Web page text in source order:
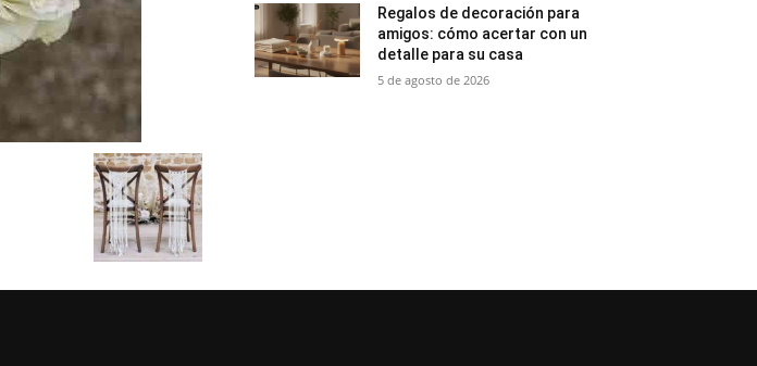
Regalos de decoración para
amigos: cómo acertar con un
detalle para su casa
5 de agosto de 2026